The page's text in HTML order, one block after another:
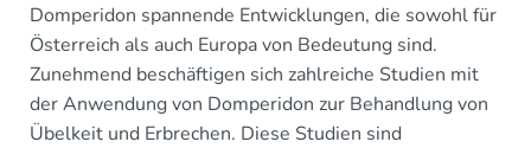
Domperidon spannende Entwicklungen, die sowohl für
Österreich als auch Europa von Bedeutung sind.
Zunehmend beschäftigen sich zahlreiche Studien mit
der Anwendung von Domperidon zur Behandlung von
Übelkeit und Erbrechen. Diese Studien sind